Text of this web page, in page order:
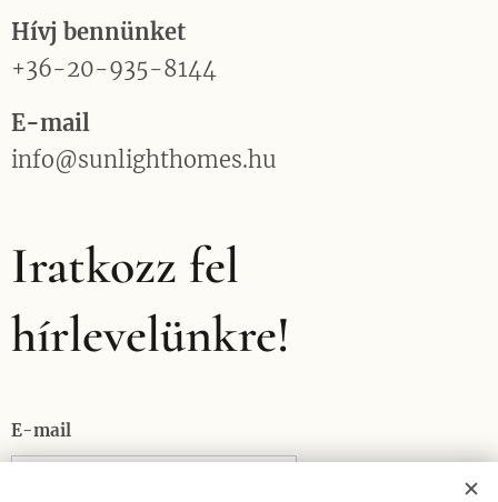
Hívj bennünket
+36-20-935-8144
E-mail
info@sunlighthomes.hu
Iratkozz fel
hírlevelünkre!
E-mail